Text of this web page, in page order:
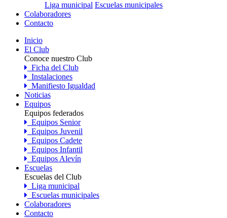
Liga municipal Escuelas municipales
Colaboradores
Contacto
Inicio
El Club
Conoce nuestro Club
Ficha del Club
Instalaciones
Manifiesto Igualdad
Noticias
Equipos
Equipos federados
Equipos Senior
Equipos Juvenil
Equipos Cadete
Equipos Infantil
Equipos Alevín
Escuelas
Escuelas del Club
Liga municipal
Escuelas municipales
Colaboradores
Contacto